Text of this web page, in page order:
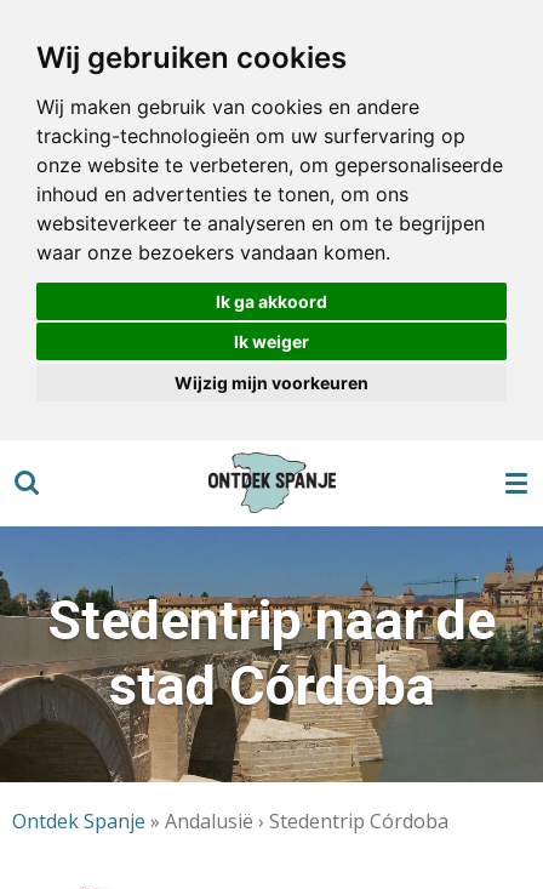
Wij gebruiken cookies
Wij maken gebruik van cookies en andere
tracking-technologieën om uw surfervaring op
onze website te verbeteren, om gepersonaliseerde
inhoud en advertenties te tonen, om ons
websiteverkeer te analyseren en om te begrijpen
waar onze bezoekers vandaan komen.
Ik ga akkoord
Ik weiger
Wijzig mijn voorkeuren
direct
hoofdinhoud
Stedentrip naar de
stad Córdoba
Ontdek Spanje » Andalusië › Stedentrip Córdoba